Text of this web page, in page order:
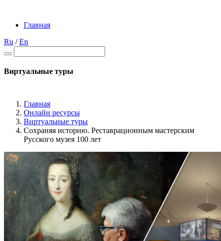
Главная
Ru /En
Виртуальные туры
Главная
Онлайн ресурсы
Виртуальные туры
Сохраняя историю. Реставрационным мастерским
Русского музея 100 лет